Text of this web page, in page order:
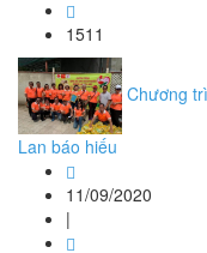
1511
Chương
Lan báo hiếu
11/09/2020
|